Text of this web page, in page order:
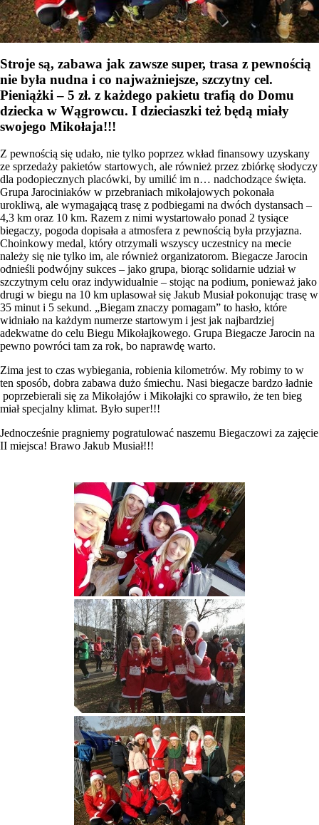
Stroje są, zabawa jak zawsze super, trasa z pewnością
nie była nudna i co najważniejsze, szczytny cel.
Pieniążki – 5 zł. z każdego pakietu trafią do Domu
dziecka w Wągrowcu. I dzieciaszki też będą miały
swojego Mikołaja!!!
Z pewnością się udało, nie tylko poprzez wkład finansowy uzyskany
ze sprzedaży pakietów startowych, ale również przez zbiórkę słodyczy
dla podopiecznych placówki, by umilić im n… nadchodzące święta.
Grupa Jarociniaków w przebraniach mikołajowych pokonała
urokliwą, ale wymagającą trasę z podbiegami na dwóch dystansach –
4,3 km oraz 10 km. Razem z nimi wystartowało ponad 2 tysiące
biegaczy, pogoda dopisała a atmosfera z pewnością była przyjazna.
Choinkowy medal, który otrzymali wszyscy uczestnicy na mecie
należy się nie tylko im, ale również organizatorom. Biegacze Jarocin
odnieśli podwójny sukces – jako grupa, biorąc solidarnie udział w
szczytnym celu oraz indywidualnie – stojąc na podium, ponieważ jako
drugi w biegu na 10 km uplasował się Jakub Musiał pokonując trasę w
35 minut i 5 sekund. „Biegam znaczy pomagam” to hasło, które
widniało na każdym numerze startowym i jest jak najbardziej
adekwatne do celu Biegu Mikołajkowego. Grupa Biegacze Jarocin na
pewno powróci tam za rok, bo naprawdę warto.
Zima jest to czas wybiegania, robienia kilometrów. My robimy to w
ten sposób, dobra zabawa dużo śmiechu. Nasi biegacze bardzo ładnie
poprzebierali się za Mikołajów i Mikołajki co sprawiło, że ten bieg
miał specjalny klimat. Było super!!!
Jednocześnie pragniemy pogratulować naszemu Biegaczowi za zajęcie
II miejsca! Brawo Jakub Musiał!!!